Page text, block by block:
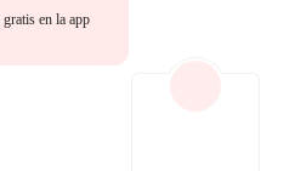
en la app